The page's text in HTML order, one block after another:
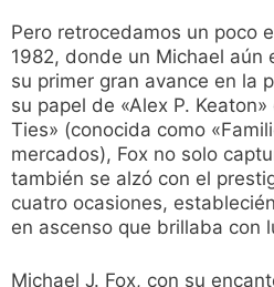
Pero retrocedamos un poco
1982, donde un Michael aún
su primer gran avance en la
su papel de «Alex P.
Ties» (conocida como
mercados), Fox no solo
también se alzó con el
cuatro ocasiones,
en ascenso que brillaba con
Michael J. Fox, con su